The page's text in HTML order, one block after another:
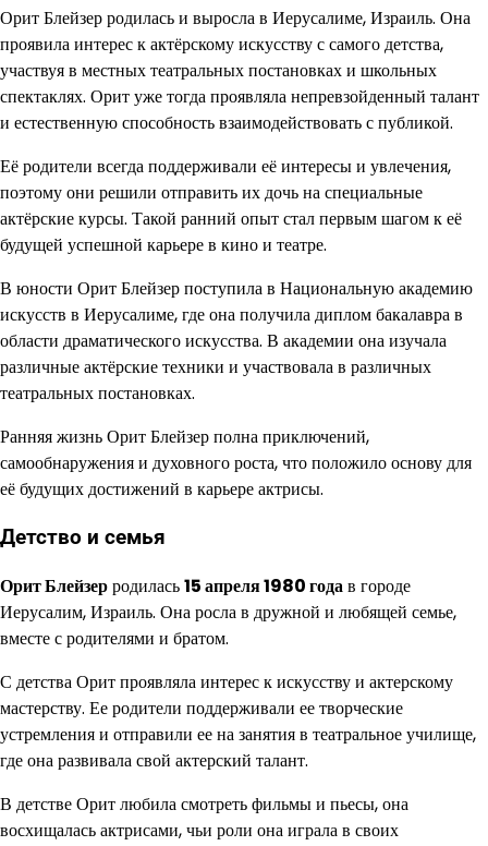
Орит Блейзер родилась и выросла в Иерусалиме, Израиль. Она
проявила интерес к актёрскому искусству с самого детства,
участвуя в местных театральных постановках и школьных
спектаклях. Орит уже тогда проявляла непревзойденный талант
и естественную способность взаимодействовать с публикой.
Её родители всегда поддерживали её интересы и увлечения,
поэтому они решили отправить их дочь на специальные
актёрские курсы. Такой ранний опыт стал первым шагом к её
будущей успешной карьере в кино и театре.
В юности Орит Блейзер поступила в Национальную академию
искусств в Иерусалиме, где она получила диплом бакалавра в
области драматического искусства. В академии она изучала
различные актёрские техники и участвовала в различных
театральных постановках.
Ранняя жизнь Орит Блейзер полна приключений,
самообнаружения и духовного роста, что положило основу для
её будущих достижений в карьере актрисы.
Детство и семья
Орит Блейзерродилась15 апреля 1980 годав городе
Иерусалим, Израиль. Она росла в дружной и любящей семье,
вместе с родителями и братом.
С детства Орит проявляла интерес к искусству и актерскому
мастерству. Ее родители поддерживали ее творческие
устремления и отправили ее на занятия в театральное училище,
где она развивала свой актерский талант.
В детстве Орит любила смотреть фильмы и пьесы, она
восхищалась актрисами, чьи роли она играла в своих